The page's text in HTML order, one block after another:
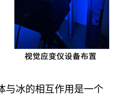
与冰的相互作用是一个